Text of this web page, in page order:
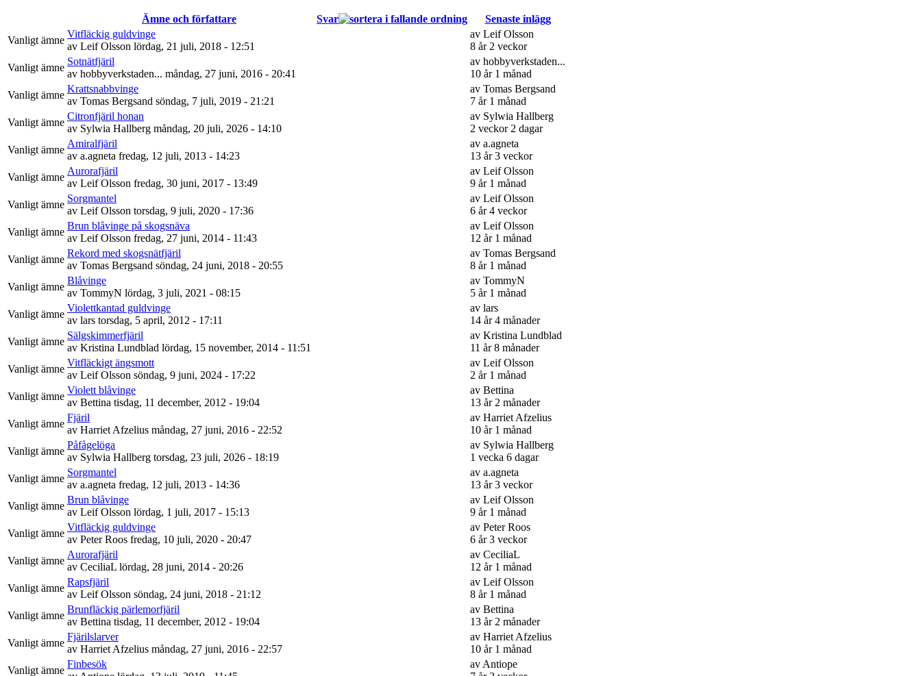
Ämne och författare Svar
Senaste inlägg
Vanligt ämne
Vitfläckig guldvinge
av Leif Olsson lördag, 21 juli, 2018 - 12:51
av Leif Olsson
8 år 2 veckor
Vanligt ämne
Sotnätfjäril
av hobbyverkstaden... måndag, 27 juni, 2016 - 20:41
av hobbyverkstaden...
10 år 1 månad
Vanligt ämne
Krattsnabbvinge
av Tomas Bergsand söndag, 7 juli, 2019 - 21:21
av Tomas Bergsand
7 år 1 månad
Vanligt ämne
Citronfjäril honan
av Sylwia Hallberg måndag, 20 juli, 2026 - 14:10
av Sylwia Hallberg
2 veckor 2 dagar
Vanligt ämne
Amiralfjäril
av a.agneta fredag, 12 juli, 2013 - 14:23
av a.agneta
13 år 3 veckor
Vanligt ämne
Aurorafjäril
av Leif Olsson fredag, 30 juni, 2017 - 13:49
av Leif Olsson
9 år 1 månad
Vanligt ämne
Sorgmantel
av Leif Olsson torsdag, 9 juli, 2020 - 17:36
av Leif Olsson
6 år 4 veckor
Vanligt ämne
Brun blåvinge på skogsnäva
av Leif Olsson fredag, 27 juni, 2014 - 11:43
av Leif Olsson
12 år 1 månad
Vanligt ämne
Rekord med skogsnätfjäril
av Tomas Bergsand söndag, 24 juni, 2018 - 20:55
av Tomas Bergsand
8 år 1 månad
Vanligt ämne
Blåvinge
av TommyN lördag, 3 juli, 2021 - 08:15
av TommyN
5 år 1 månad
Vanligt ämne
Violettkantad guldvinge
av lars torsdag, 5 april, 2012 - 17:11
av lars
14 år 4 månader
Vanligt ämne
Sälgskimmerfjäril
av Kristina Lundblad lördag, 15 november, 2014 - 11:51
av Kristina Lundblad
11 år 8 månader
Vanligt ämne
Vitfläckigt ängsmott
av Leif Olsson söndag, 9 juni, 2024 - 17:22
av Leif Olsson
2 år 1 månad
Vanligt ämne
Violett blåvinge
av Bettina tisdag, 11 december, 2012 - 19:04
av Bettina
13 år 2 månader
Vanligt ämne
Fjäril
av Harriet Afzelius måndag, 27 juni, 2016 - 22:52
av Harriet Afzelius
10 år 1 månad
Vanligt ämne
Påfågelöga
av Sylwia Hallberg torsdag, 23 juli, 2026 - 18:19
av Sylwia Hallberg
1 vecka 6 dagar
Vanligt ämne
Sorgmantel
av a.agneta fredag, 12 juli, 2013 - 14:36
av a.agneta
13 år 3 veckor
Vanligt ämne
Brun blåvinge
av Leif Olsson lördag, 1 juli, 2017 - 15:13
av Leif Olsson
9 år 1 månad
Vanligt ämne
Vitfläckig guldvinge
av Peter Roos fredag, 10 juli, 2020 - 20:47
av Peter Roos
6 år 3 veckor
Vanligt ämne
Aurorafjäril
av CeciliaL lördag, 28 juni, 2014 - 20:26
av CeciliaL
12 år 1 månad
Vanligt ämne
Rapsfjäril
av Leif Olsson söndag, 24 juni, 2018 - 21:12
av Leif Olsson
8 år 1 månad
Vanligt ämne
Brunfläckig pärlemorfjäril
av Bettina tisdag, 11 december, 2012 - 19:04
av Bettina
13 år 2 månader
Vanligt ämne
Fjärilslarver
av Harriet Afzelius måndag, 27 juni, 2016 - 22:57
av Harriet Afzelius
10 år 1 månad
Vanligt ämne
Finbesök
av Antiope